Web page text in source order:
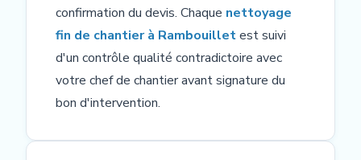
confirmation du devis. Chaque nettoyage
fin de chantier à Rambouilletest suivi
d'un contrôle qualité contradictoire avec
votre chef de chantier avant signature du
bon d'intervention.